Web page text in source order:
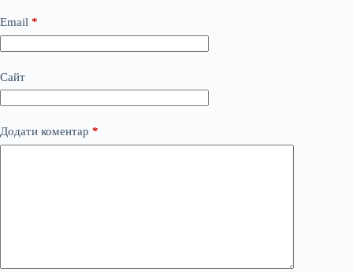
Email *
Сайт
Додати коментар *